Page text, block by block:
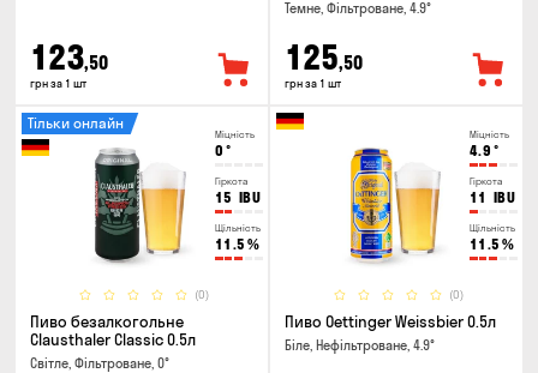
123,50
грн за 1 шт
Темне, Фільтроване, 4.9°
125,50
грн за 1 шт
Міцність
0 °
Гіркота
15 IBU
Щільність
11.5 %
(0)
Тільки онлайн
Пиво безалкогольне
Clausthaler Classic 0.5л
Світле, Фільтроване, 0°
Міцність
4.9 °
Гіркота
11 IBU
Щільність
11.5 %
(0)
Пиво Oettinger Weissbier 0.5л
Біле, Нефільтроване, 4.9°